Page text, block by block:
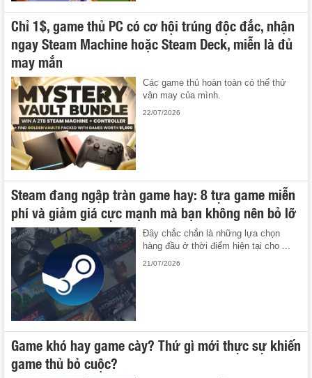
Chỉ 1$, game thủ PC có cơ hội trúng độc đắc, nhận
ngay Steam Machine hoặc Steam Deck, miễn là đủ
may mắn
Các game thủ hoàn toàn có thể thử
vận may của mình.
22/07/2026
Steam đang ngập tràn game hay: 8 tựa game miễn
phí và giảm giá cực mạnh mà bạn không nên bỏ lỡ
Đây chắc chắn là những lựa chọn
hàng đầu ở thời điểm hiện tại cho ...
21/07/2026
Game khó hay game cày? Thứ gì mới thực sự khiến
game thủ bỏ cuộc?